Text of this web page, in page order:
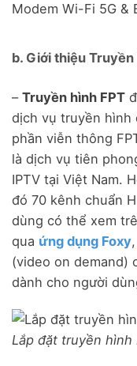
Modem Wi-Fi 5G &
b. Giới thiệu Truyền
– Truyền hình FPT
dịch vụ truyền hình
phần viễn thông
là dịch vụ tiên
IPTV tại Việt Nam.
đó 70 kênh chuẩn
dùng có thể xem
qua ứng dụng Foxy
(video on demand)
dành cho người
Lắp đặt truyền hình